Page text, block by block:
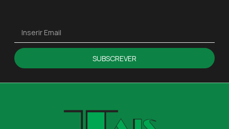
SUBSCREVER